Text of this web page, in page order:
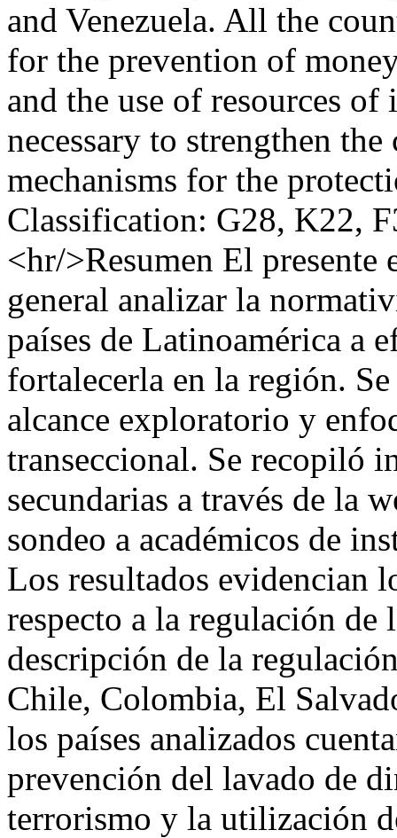
and Venezuela. All the
for the prevention of
and the use of resources
necessary to strengthen
mechanisms for the
Classification: G28, K22,
<hr/>Resumen El
general analizar la
países de Latinoamérica a
fortalecerla en la región.
alcance exploratorio y
transeccional. Se recopiló
secundarias a través de la
sondeo a académicos de
Los resultados evidencian
respecto a la regulación de
descripción de la
Chile, Colombia, El
los países analizados
prevención del lavado de
terrorismo y la utilización